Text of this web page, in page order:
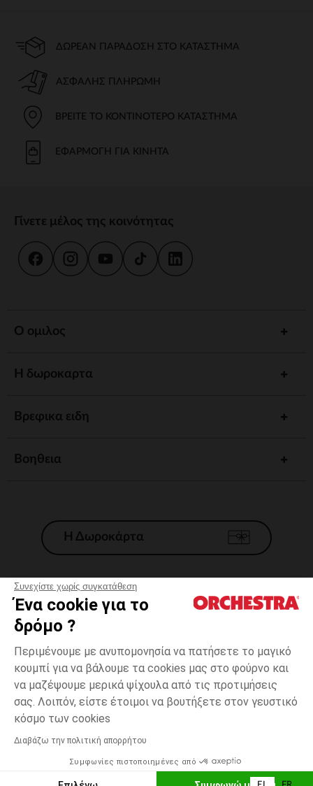
Συνεχίστε χωρίς συγκατάθεση
Ένα cookie για το
δρόμο ?
Περιμένουμε με ανυπομονησία να πατήσετε το μαγικό
κουμπί για να βάλουμε τα cookies μας στο φούρνο και
να μαζέψουμε μερικά ψίχουλα από τις προτιμήσεις
σας. Λοιπόν, είστε έτοιμοι να βουτήξετε στον γευστικό
κόσμο των cookies
Διαβάζω την πολιτική απορρήτου
Συμφωνίες πιστοποιημένες από
Εκρού
3
Δυνατότητα πληρωμής με
ΠΡΟΣΘΉΚΗ ΣΤΟ ΚΑΛΆΘΙ
ΔΩΡΕΆΝ ΠΑΡΆΔΟΣΗ ΣΤΟ ΚΑΤΆΣΤΗΜΑ
ΑΣΦΑΛΉΣ ΠΛΗΡΩΜΉ
ΒΡΕΊΤΕ ΤΟ ΚΟΝΤΙΝΌΤΕΡΟ ΚΑΤΆΣΤΗΜΑ
ΕΦΑΡΜΟΓΉ ΓΙΑ ΚΙΝΗΤΆ
Γίνετε μέλος της κοινότητας
Ο ομιλος
Η δωροκαρτα
Βρεφικα ειδη
Βοηθεια
Η Δωροκάρτα
Γενικοί 'Οροι Πώλησης
*Εμπορικες προσφορες
Προσωπικά δεδομένα
Διαχείρηση των cookies
Προσβασιμότητα: μη συμμορφούμενη
H Orchestra συμμετέχει στον κωδικά δεοντολογίας και στο σύστημα
μεσολάβησης της Γαλλικής Ομοσπονδίας Ηλεκτρονικού Εμπορίου.